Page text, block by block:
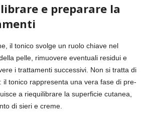
e preparare la
il tonico svolge un ruolo chiave nel
pelle, rimuovere eventuali residui e
i trattamenti successivi. Non si tratta di
il tonico rappresenta una vera fase di pre-
a riequilibrare la superficie cutanea,
di sieri e creme.